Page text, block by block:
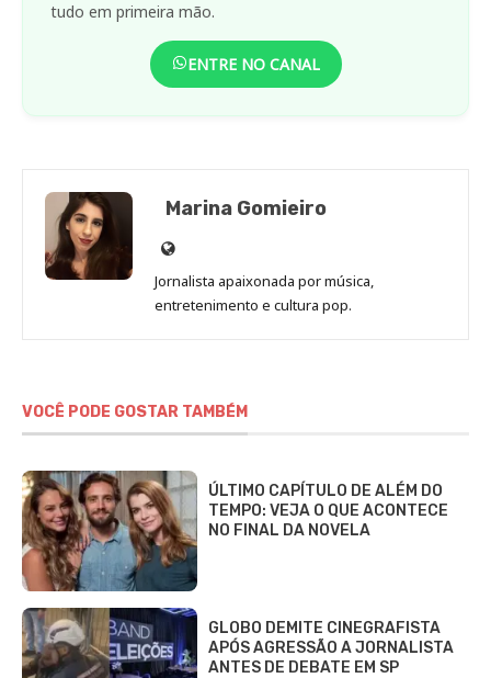
tudo em primeira mão.
ENTRE NO CANAL
Marina Gomieiro
Site
de
Marina
Jornalista apaixonada por música,
entretenimento e cultura pop.
VOCÊ PODE GOSTAR TAMBÉM
ÚLTIMO CAPÍTULO DE ALÉM DO
TEMPO: VEJA O QUE ACONTECE
NO FINAL DA NOVELA
GLOBO DEMITE CINEGRAFISTA
APÓS AGRESSÃO A JORNALISTA
ANTES DE DEBATE EM SP